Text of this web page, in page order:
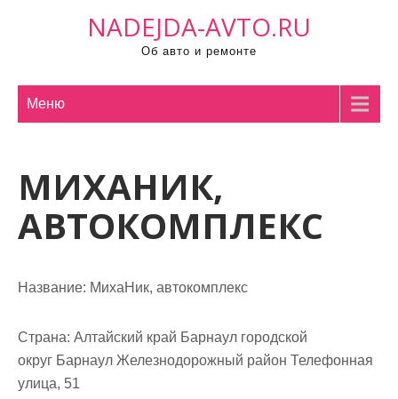
NADEJDA-AVTO.RU
Об авто и ремонте
Меню
МИХАНИК,
АВТОКОМПЛЕКС
Название: МихаНик, автокомплекс
Страна: Алтайский край Барнаул городской
округ Барнаул Железнодорожный район Телефонная
улица, 51